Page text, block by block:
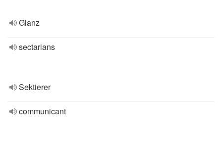
Glanz
sectarians
Sektierer
communicant